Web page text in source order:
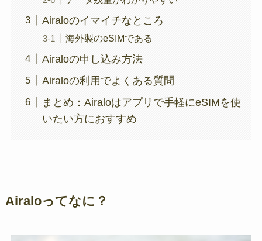
Airaloのイマイチなところ
海外製のeSIMである
Airaloの申し込み方法
Airaloの利用でよくある質問
まとめ：Airaloはアプリで手軽にeSIMを使
いたい方におすすめ
Airaloってなに？